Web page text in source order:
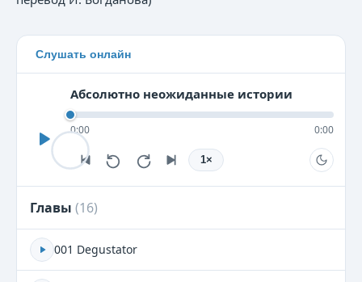
Слушать онлайн
Абсолютно неожиданные истории
0:00 0:00
1×
Главы (16)
001 Degustator